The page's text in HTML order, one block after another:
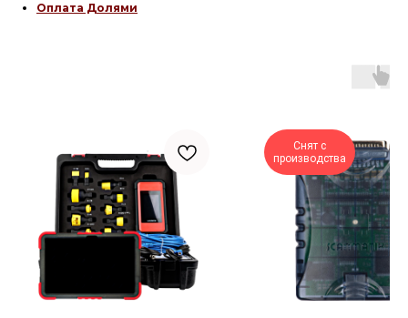
Оплата Долями
Снят с
производства